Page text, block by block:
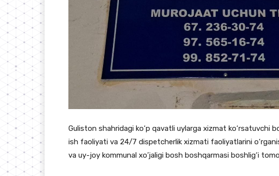
Guliston shahridagi ko‘p qavatli uylarga xizmat ko‘rsatuvchi
ish faoliyati va 24/7 dispetcherlik xizmati faoliyatlarini
va uy-joy kommunal xo’jaligi bosh boshqarmasi boshlig‘i